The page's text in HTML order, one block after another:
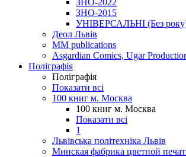
ЗНО-2022
ЗНО-2015
УНІВЕРСАЛЬНІ (Без
Деол Львів
MM publications
Asgardian Comics, Ugar
Поліграфія
Поліграфія
Показати всі
100 книг м. Москва
100 книг м. Москва
Показати всі
1
Львівська політехніка Львів
Минская фабрика цветной